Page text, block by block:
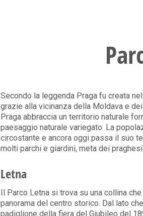
Secondo la leggenda Praga fu creata
grazie alla vicinanza della Moldava e
Praga abbraccia un territorio naturale
paesaggio naturale variegato. La
circostante e ancora oggi passa il suo
molti parchi e giardini, meta dei
Letna
Il Parco Letna si trova su una collina
panorama del centro storico. Dal lato
padiglione della fiera del Giubileo del